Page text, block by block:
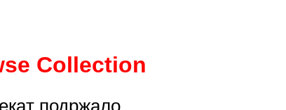
Collection
подржало